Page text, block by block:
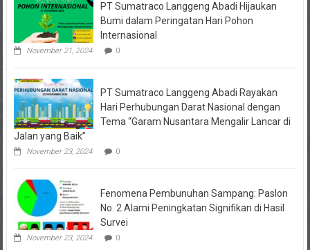
Water
Bombing
PT Sumatraco Langgeng Abadi Hijaukan
Bumi dalam Peringatan Hari Pohon
Internasional
November 21, 2024 0
PT Sumatraco Langgeng Abadi Rayakan
Hari Perhubungan Darat Nasional dengan
Tema “Garam Nusantara Mengalir Lancar di
Jalan yang Baik”
November 23, 2024 0
Fenomena Pembunuhan Sampang: Paslon
No. 2 Alami Peningkatan Signifikan di Hasil
Survei
November 23, 2024 0